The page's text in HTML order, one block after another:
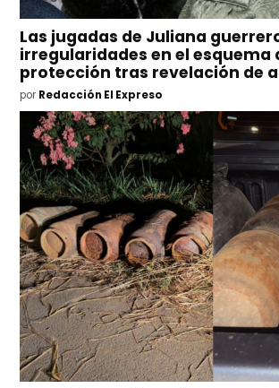
Las jugadas de Juliana
irregularidades en el esquema
protección tras revelación de
por Redacción El Expreso